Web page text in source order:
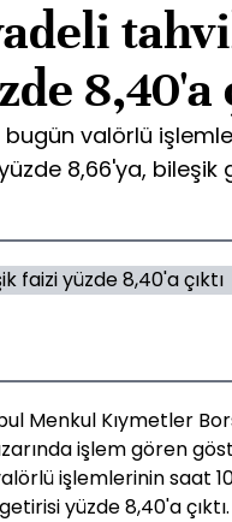
8,40'a
bugün valörlü
8,66'ya, bileşik
Menkul Kıymetler
işlem gören
işlemlerinin saat
yüzde 8,40'a çıktı.